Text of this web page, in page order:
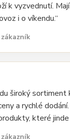
k vyzvednutí.
i o víkendu.“
široký sortiment
a rychlé
které jinde